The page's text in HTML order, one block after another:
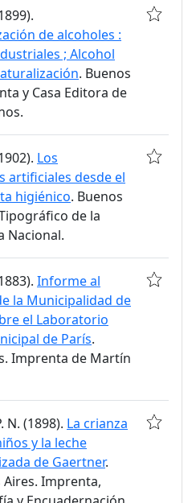
de alcoholes :
; Alcohol
. Buenos
y Casa Editora de
Los
artificiales desde el
higiénico. Buenos
de la
Nacional.
Informe al
la Municipalidad de
el Laboratorio
de París.
Imprenta de Martín
N. (1898). La crianza
y la leche
de Gaertner.
Aires. Imprenta,